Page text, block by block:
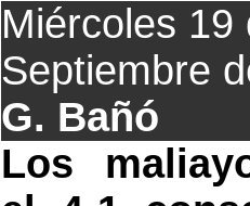
Miércoles 19
Septiembre
G. Bañó
Los